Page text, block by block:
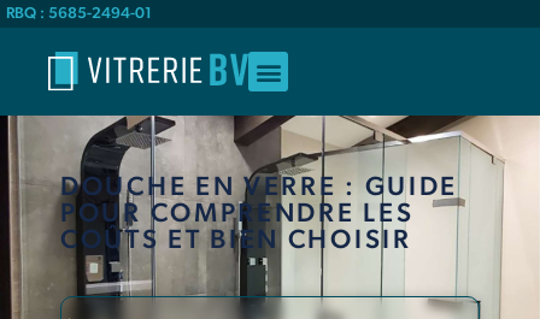
RBQ : 5685-2494-01
DOUCHE EN VERRE : GUIDE
POUR COMPRENDRE LES
COÛTS ET BIEN CHOISIR